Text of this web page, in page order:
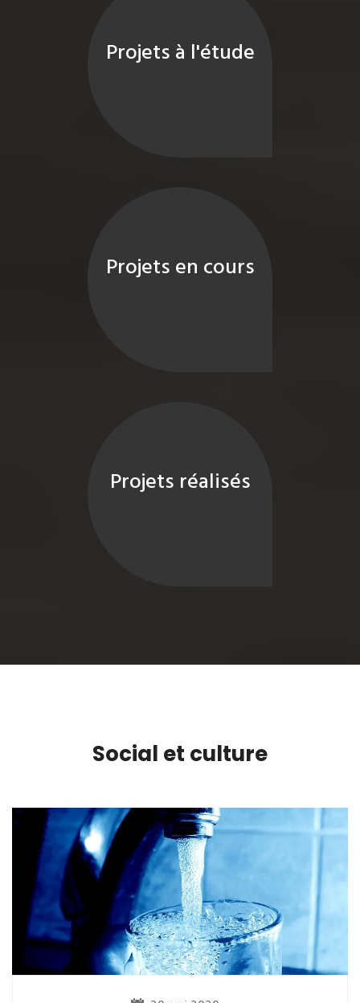
Projets à l'étude
Projets en cours
Projets réalisés
Social et culture